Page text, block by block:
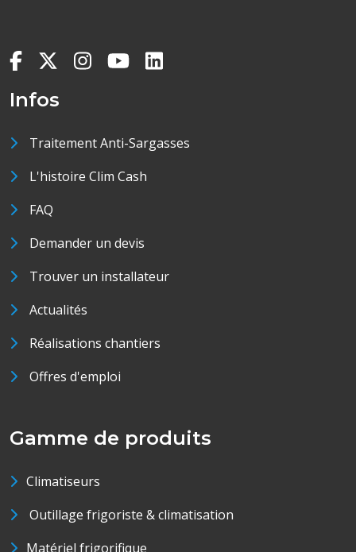
Infos
Traitement Anti-Sargasses
L'histoire Clim Cash
FAQ
Demander un devis
Trouver un installateur
Actualités
Réalisations chantiers
Offres d'emploi
Gamme de produits
Climatiseurs
Outillage frigoriste & climatisation
Matériel frigorifique